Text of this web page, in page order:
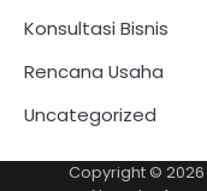
Konsultasi Bisnis
Rencana Usaha
Uncategorized
Copyright © 2026